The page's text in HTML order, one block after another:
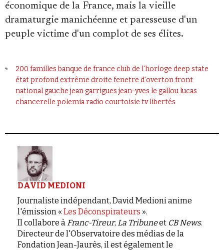
économique de la France, mais la vieille
dramaturgie manichéenne et paresseuse d'un
peuple victime d'un complot de ses élites.
200 familles banque de france club de l'horloge deep state
état profondextrême droite fenetre d'overtonfront
nationalgauche jean garrigues jean-yves le galloulucas
chancerelle polemiaradio courtoisie tv libertés
DAVID MEDIONI
Journaliste indépendant, David Medioni anime
l'émission « Les Déconspirateurs ».
Il collabore à Franc-Tireur, La Tribuneet CB News.
Directeur de l'Observatoire des médias de la
Fondation Jean-Jaurès, il est également le